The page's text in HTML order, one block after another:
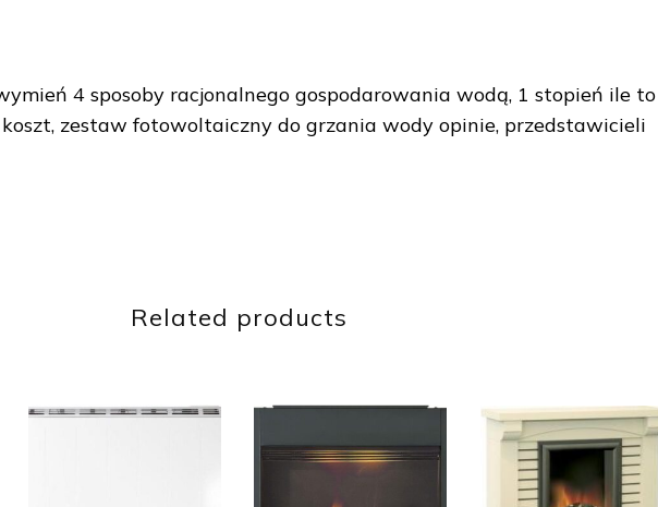
4 sposoby racjonalnego gospodarowania wodą, 1 stopień ile to
zestaw fotowoltaiczny do grzania wody opinie, przedstawicieli
Related products